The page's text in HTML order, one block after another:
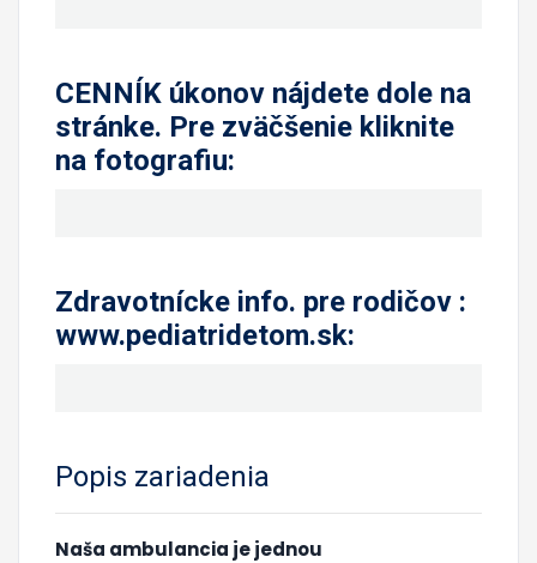
CENNÍK úkonov nájdete dole na
stránke. Pre zväčšenie kliknite
na fotografiu:
Zdravotnícke info. pre rodičov :
www.pediatridetom.sk:
Popis zariadenia
Naša ambulancia je jednou